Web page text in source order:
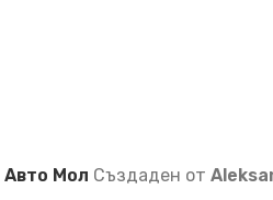
Авто Мол Създаден от